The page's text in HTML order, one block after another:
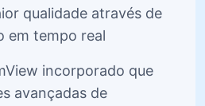
qualidade através de
em tempo real
incorporado que
avançadas de